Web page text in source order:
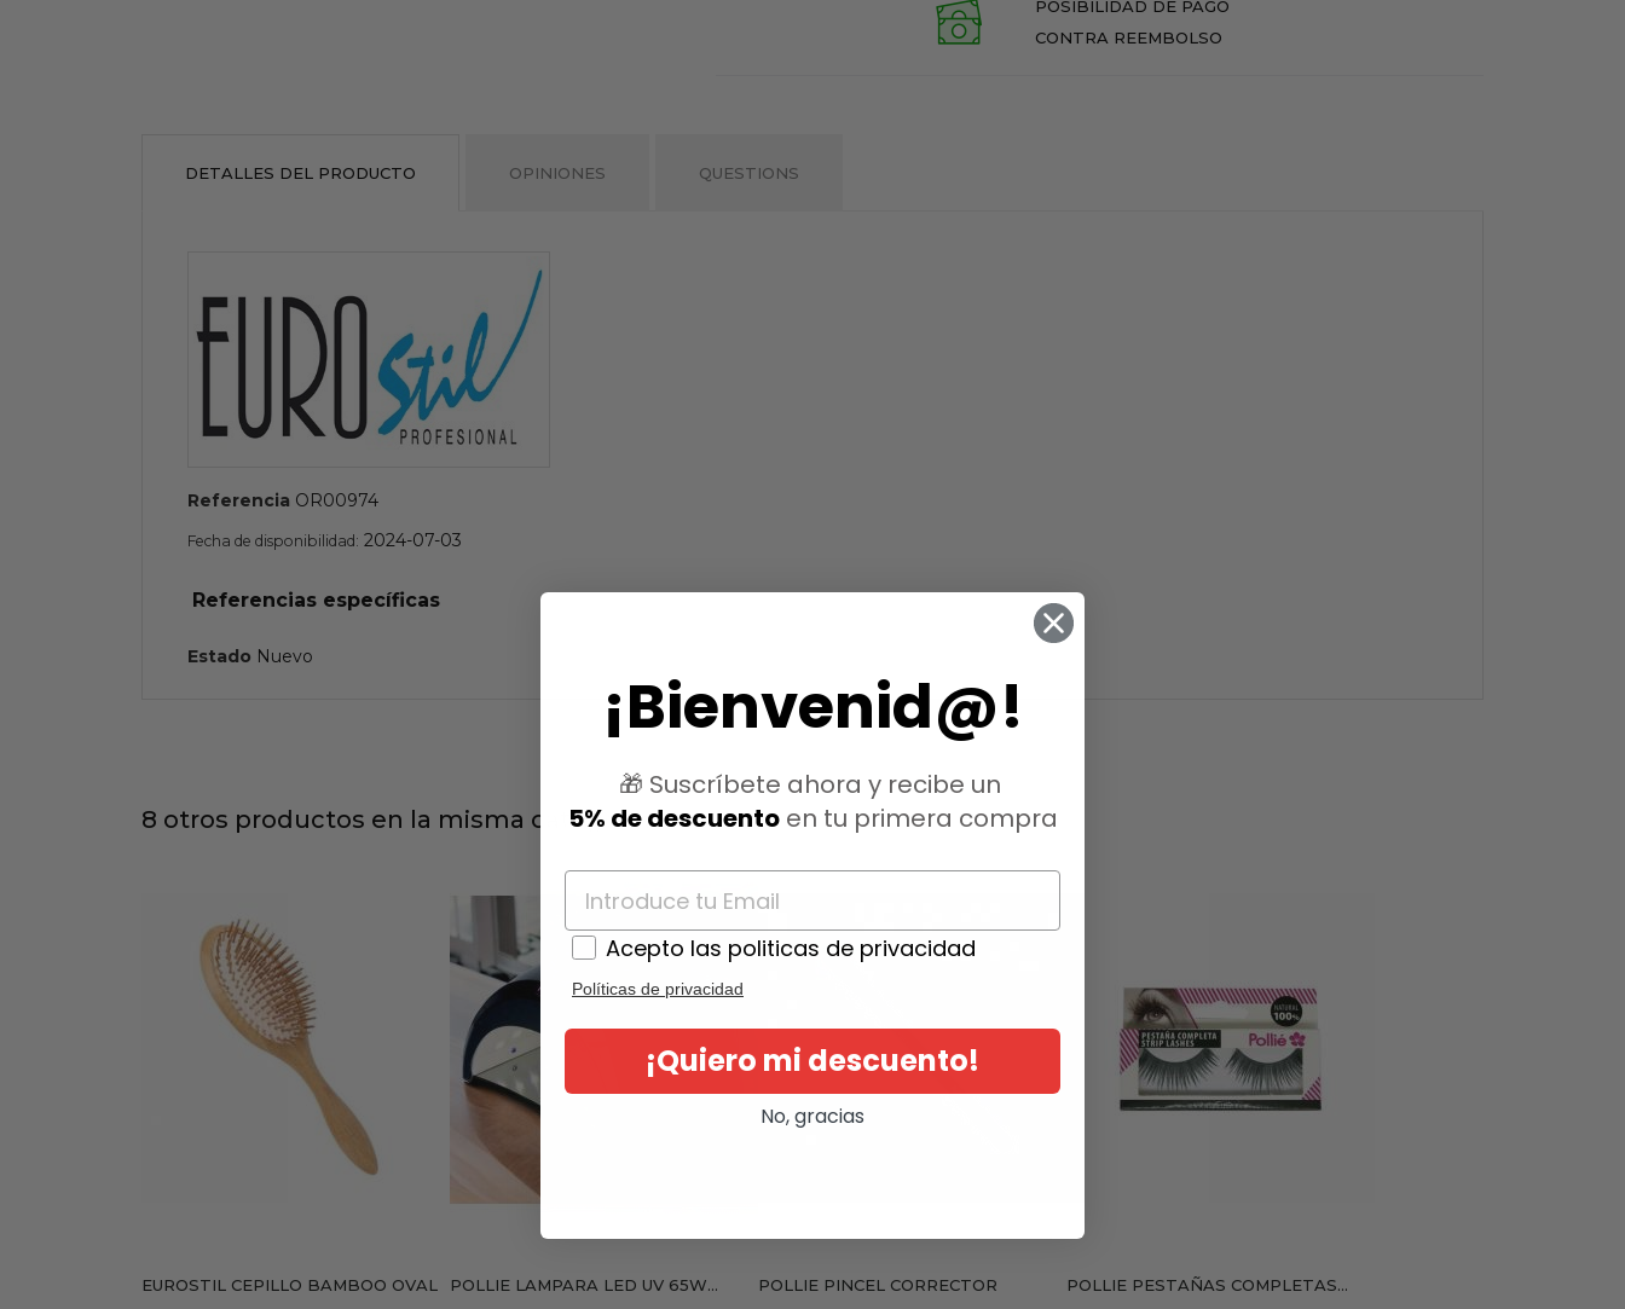
POSIBILIDAD DE PAGO
CONTRA REEMBOLSO
DETALLES DEL PRODUCTO OPINIONES QUESTIONS
Referencia OR00974
Fecha de disponibilidad: 2024-07-03
Referencias específicas
Estado Nuevo
8 otros productos en la misma categoría:
EUROSTIL CEPILLO BAMBOO OVAL POLLIE LAMPARA LED UV 65W... POLLIE PINCEL CORRECTOR POLLIE PESTAÑAS COMPLETAS...
¡Bienvenid@!
🎁 Suscríbete ahora y recibe un
5% de descuentoen tu primera compra
Acepto las politicas de privacidad
Políticas de privacidad
¡Quiero mi descuento!
No, gracias